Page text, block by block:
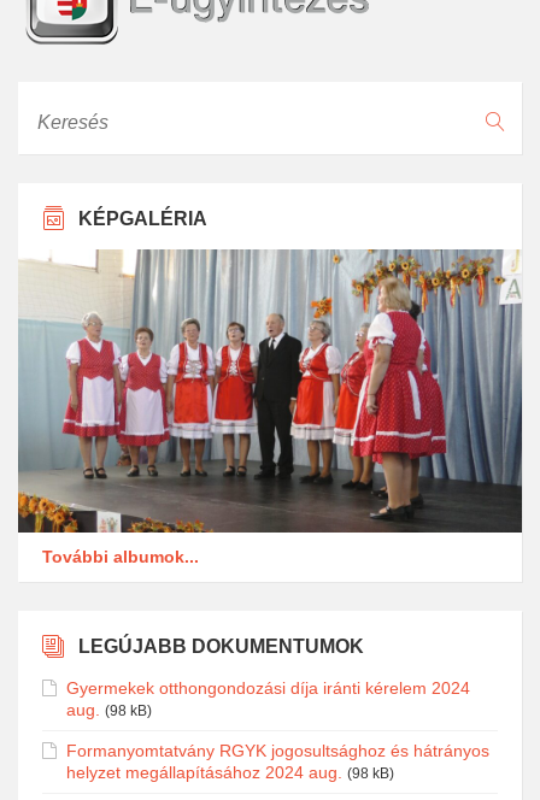
KÉPGALÉRIA
További albumok...
LEGÚJABB DOKUMENTUMOK
Gyermekek otthongondozási díja iránti kérelem 2024
aug.
(98 kB)
Formanyomtatvány RGYK jogosultsághoz és hátrányos
helyzet megállapításához 2024 aug.
(98 kB)